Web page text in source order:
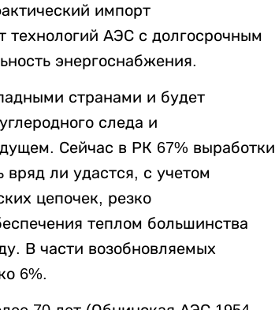
импорт
технологий АЭС с долгосрочным
энергоснабжения.
странами и будет
следа и
Сейчас в РК 67% выработки
ли удастся, с учетом
цепочек, резко
теплом большинства
В части возобновляемых
6%.